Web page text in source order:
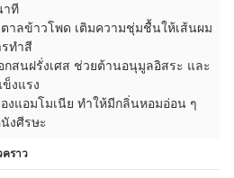
าที
าลข้าวโพด เติมความชุ่มชื้นให้เส้นผม
ทำสี
สนฝรั่งเศส ช่วยต้านอนุมูลอิสระ และ
งแรง
งแอมโมเนีย ทำให้มีกลิ่นหอมอ่อน ๆ
งศีรษะ
ราว